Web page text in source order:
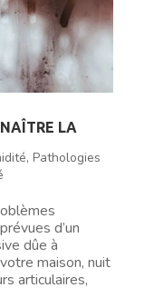
LA
, Pathologies
d’un
dûe à
maison, nuit
articulaires,